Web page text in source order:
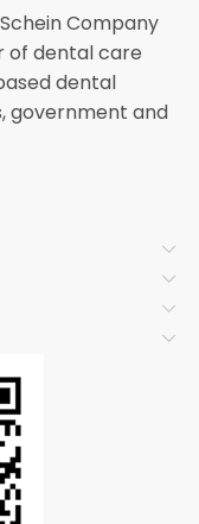
Company
of dental care
dental
government and